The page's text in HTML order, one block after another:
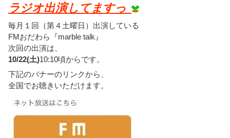
ラジオ出演してますっ
毎月１回（第４土曜日）出演している
FMおだわら『marble talk』
次回の出演は、
10/22(土)10:10頃からです。
下記のバナーのリンクから、
全国でお聴きいただけます。